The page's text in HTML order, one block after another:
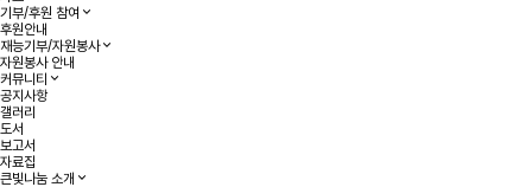
기부/후원 참여
후원안내
재능기부/자원봉사
자원봉사 안내
커뮤니티
공지사항
갤러리
도서
보고서
자료집
큰빛나눔 소개